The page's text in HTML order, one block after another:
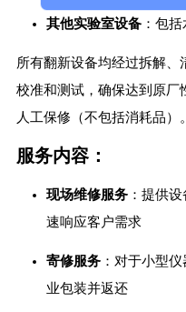
其他实验室设备：包括
所有翻新设备均经过拆解、
校准和测试，确保达到原厂
人工保修（不包括消耗品）。
服务内容：
现场维修服务：提供设
速响应客户需求
寄修服务：对于小型
业包装并返还